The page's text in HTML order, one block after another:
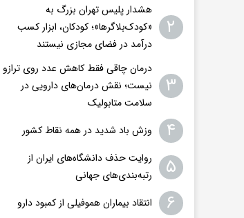
۲
هشدار پلیس تهران بزرگ به
«کودک‌بلاگرها»؛ کودکان، ابزار کسب
درآمد در فضای مجازی نیستند
۳
درمان چاقی فقط کاهش عدد روی ترازو
نیست؛ نقش درمان‌های دارویی در
سلامت متابولیک
۴ وزش باد شدید در همه نقاط کشور
۵
روایت حذف دانشگاه‌های ایران از
رتبه‌بندی‌های جهانی
۶ انتقاد بیماران هموفیلی از کمبود دارو